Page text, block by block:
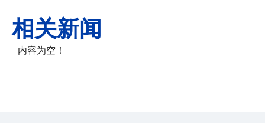
相关新闻
内容为空！